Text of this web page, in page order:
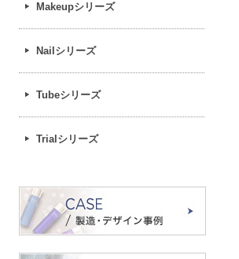
Makeupシリーズ
Nailシリーズ
Tubeシリーズ
Trialシリーズ